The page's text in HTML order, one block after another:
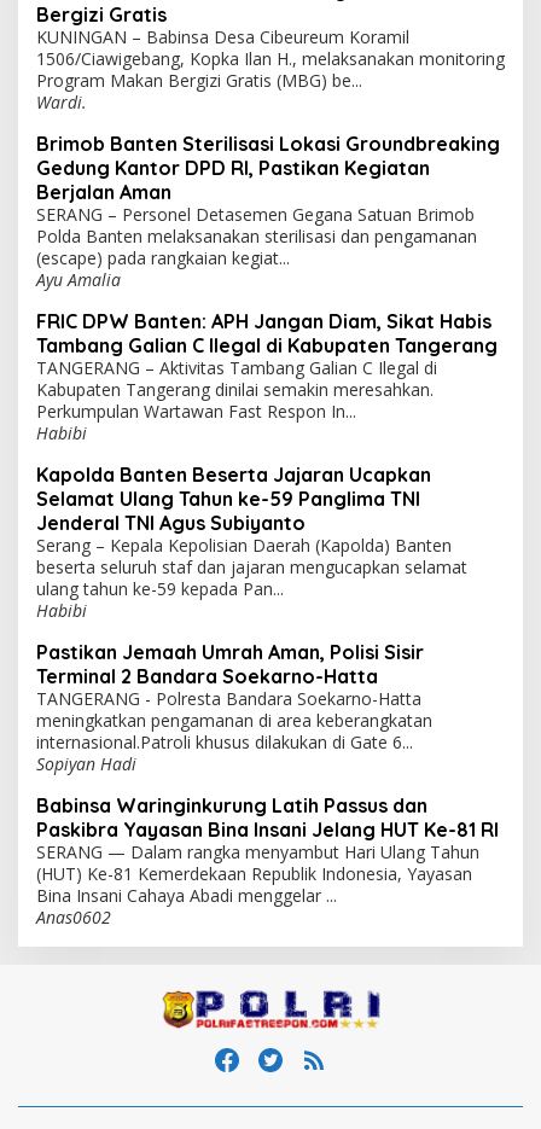
Bergizi Gratis
KUNINGAN – Babinsa Desa Cibeureum Koramil
1506/Ciawigebang, Kopka Ilan H., melaksanakan monitoring
Program Makan Bergizi Gratis (MBG) be...
Wardi.
Brimob Banten Sterilisasi Lokasi Groundbreaking
Gedung Kantor DPD RI, Pastikan Kegiatan
Berjalan Aman
SERANG – Personel Detasemen Gegana Satuan Brimob
Polda Banten melaksanakan sterilisasi dan pengamanan
(escape) pada rangkaian kegiat...
Ayu Amalia
FRIC DPW Banten: APH Jangan Diam, Sikat Habis
Tambang Galian C Ilegal di Kabupaten Tangerang
TANGERANG – Aktivitas Tambang Galian C Ilegal di
Kabupaten Tangerang dinilai semakin meresahkan.
Perkumpulan Wartawan Fast Respon In...
Habibi
Kapolda Banten Beserta Jajaran Ucapkan
Selamat Ulang Tahun ke-59 Panglima TNI
Jenderal TNI Agus Subiyanto
Serang – Kepala Kepolisian Daerah (Kapolda) Banten
beserta seluruh staf dan jajaran mengucapkan selamat
ulang tahun ke-59 kepada Pan...
Habibi
Pastikan Jemaah Umrah Aman, Polisi Sisir
Terminal 2 Bandara Soekarno-Hatta
TANGERANG - Polresta Bandara Soekarno-Hatta
meningkatkan pengamanan di area keberangkatan
internasional.Patroli khusus dilakukan di Gate 6...
Sopiyan Hadi
Babinsa Waringinkurung Latih Passus dan
Paskibra Yayasan Bina Insani Jelang HUT Ke-81 RI
SERANG — Dalam rangka menyambut Hari Ulang Tahun
(HUT) Ke-81 Kemerdekaan Republik Indonesia, Yayasan
Bina Insani Cahaya Abadi menggelar ...
Anas0602